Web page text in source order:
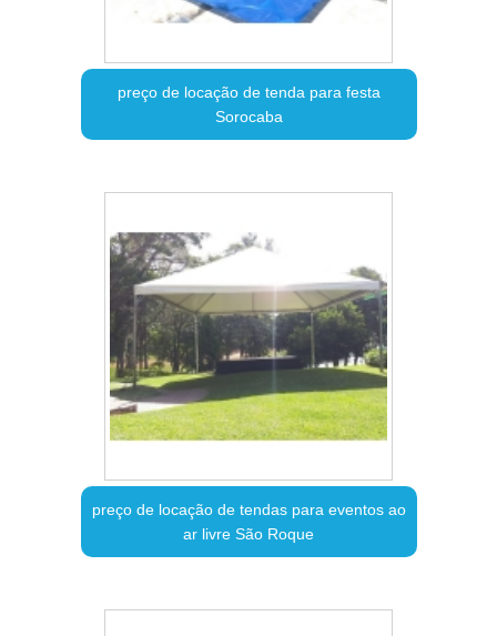
preço de locação de tenda para festa
Sorocaba
preço de locação de tendas para eventos ao
ar livre São Roque